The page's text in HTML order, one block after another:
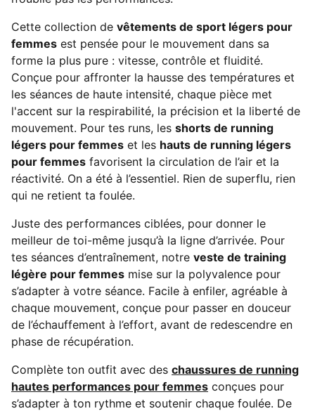
Cette collection de vêtements de sport légers pour
femmes est pensée pour le mouvement dans sa
forme la plus pure : vitesse, contrôle et fluidité.
Conçue pour affronter la hausse des températures et
les séances de haute intensité, chaque pièce met
l'accent sur la respirabilité, la précision et la liberté de
mouvement. Pour tes runs, les shorts de running
légers pour femmes et les hauts de running légers
pour femmes favorisent la circulation de l’air et la
réactivité. On a été à l’essentiel. Rien de superflu, rien
qui ne retient ta foulée.
Juste des performances ciblées, pour donner le
meilleur de toi-même jusqu’à la ligne d’arrivée. Pour
tes séances d’entraînement, notre veste de training
légère pour femmes mise sur la polyvalence pour
s’adapter à votre séance. Facile à enfiler, agréable à
chaque mouvement, conçue pour passer en douceur
de l’échauffement à l’effort, avant de redescendre en
phase de récupération.
Complète ton outfit avec des chaussures de running
hautes performances pour femmes conçues pour
s’adapter à ton rythme et soutenir chaque foulée. De